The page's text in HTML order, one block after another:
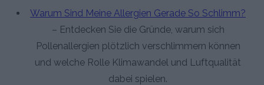
Warum Sind Meine Allergien Gerade So Schlimm?
– Entdecken Sie die Gründe, warum sich
Pollenallergien plötzlich verschlimmern können
und welche Rolle Klimawandel und Luftqualität
dabei spielen.